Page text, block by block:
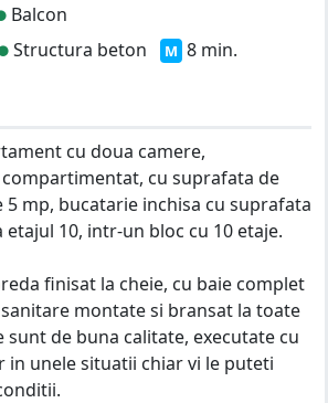
Balcon
Structura beton M 8 min.
cu doua camere,
cu suprafata de
5 mp, bucatarie inchisa cu suprafata
etajul 10, intr-un bloc cu 10 etaje.
finisat la cheie, cu baie complet
montate si bransat la toate
sunt de buna calitate, executate cu
in unele situatii chiar vi le puteti